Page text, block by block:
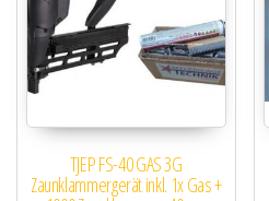
TJEP FS-40 GAS 3G
Zaunklammergerät inkl. 1x Gas +